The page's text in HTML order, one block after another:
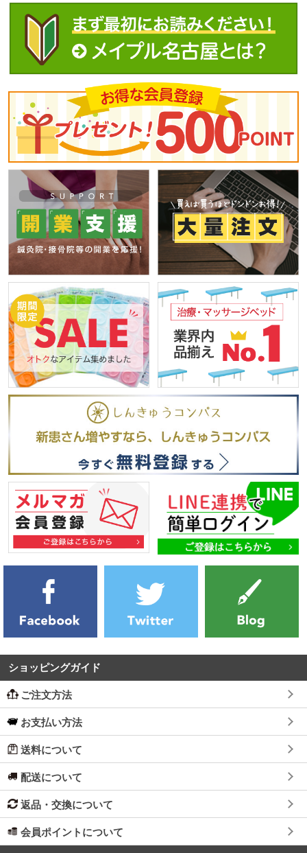
ショッピングガイド
ご注文方法
お支払い方法
送料について
配送について
返品・交換について
会員ポイントについて